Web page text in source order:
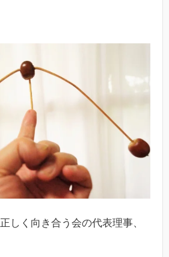
しく向き合う会の代表理事、